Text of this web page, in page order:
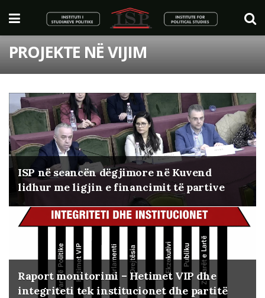
PROJEKTE NË VIJIM
ISP në seancën dëgjimore në Kuvend
lidhur me ligjin e financimit të partive
Raport monitorimi – Hetimet VIP dhe
integriteti tek institucionet dhe partitë